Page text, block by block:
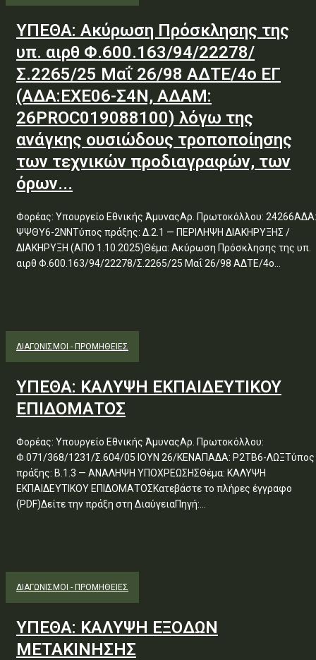
ΥΠΕΘΑ: Ακύρωση Πρόσκλησης της
υπ. αιρθ Φ.600.163/94/22278/
Σ.2265/25 Μαΐ 26/98 ΑΔΤΕ/4ο ΕΓ
(ΑΔΑ:ΕΧΕ06-Σ4Ν, ΑΔΑΜ:
26PROC019088100) λόγω της
ανάγκης ουσιώδους τροποποίησης
των τεχνικών προδιαγραφών, των
όρων...
Φορέας: Υπουργείο Εθνικής ΆμυναςΑρ. Πρωτοκόλλου: 24266ΑΔΑ:
ΨΨΘΥ6-2ΝΝΤύπος πράξης: Δ.2.1 — ΠΕΡΙΛΗΨΗ ΔΙΑΚΗΡΥΞΗΣ /
ΔΙΑΚΗΡΥΞΗ (ΑΠΟ 1.10.2025)Θέμα: Ακύρωση Πρόσκλησης της υπ.
αιρθ Φ.600.163/94/22278/Σ.2265/25 Μαΐ 26/98 ΑΔΤΕ/4ο...
ΔΙΑΓΩΝΙΣΜΟΊ - ΠΡΟΜΉΘΕΙΕΣ
ΥΠΕΘΑ: ΚΑΛΥΨΗ ΕΚΠΑΙΔΕΥΤΙΚΟΥ
ΕΠΙΔΟΜΑΤΟΣ
Φορέας: Υπουργείο Εθνικής ΆμυναςΑρ. Πρωτοκόλλου:
Φ.071/368/1231/Σ.604/05 ΙΟΥΝ 26/ΚΕΝΑΠΑΔΑ: Ρ2ΤΒ6-ΛΩΞΤύπος
πράξης: Β.1.3 — ΑΝΑΛΗΨΗ ΥΠΟΧΡΕΩΣΗΣΘέμα: ΚΑΛΥΨΗ
ΕΚΠΑΙΔΕΥΤΙΚΟΥ ΕΠΙΔΟΜΑΤΟΣΚατεβάστε το πλήρες έγγραφο
(PDF)Δείτε την πράξη στη ΔιαύγειαΠηγή:...
ΔΙΑΓΩΝΙΣΜΟΊ - ΠΡΟΜΉΘΕΙΕΣ
ΥΠΕΘΑ: ΚΑΛΥΨΗ ΕΞΟΔΩΝ
ΜΕΤΑΚΙΝΗΣΗΣ